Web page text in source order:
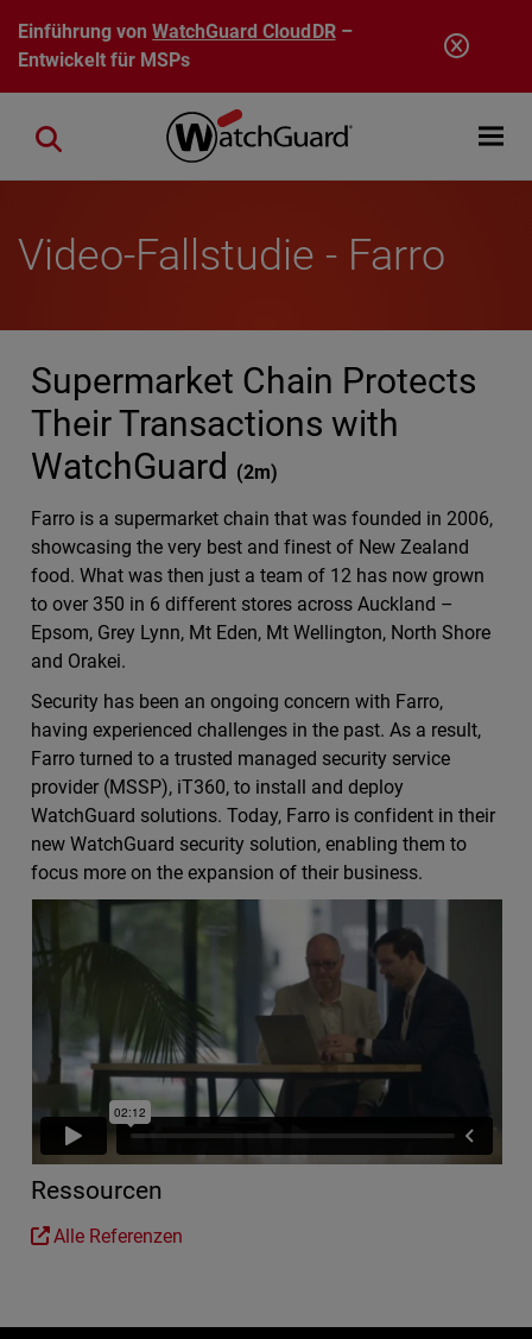
Direkt zum Inhalt
Einführung vonWatchGuard CloudDR–
Entwickelt für MSPs
Open
Close search
Video-Fallstudie - Farro
Supermarket Chain Protects
Their Transactions with
WatchGuard
(2m)
Farro is a supermarket chain that was founded in 2006,
showcasing the very best and finest of New Zealand
food. What was then just a team of 12 has now grown
to over 350 in 6 different stores across Auckland –
Epsom, Grey Lynn, Mt Eden, Mt Wellington, North Shore
and Orakei.
Security has been an ongoing concern with Farro,
having experienced challenges in the past. As a result,
Farro turned to a trusted managed security service
provider (MSSP), iT360, to install and deploy
WatchGuard solutions. Today, Farro is confident in their
new WatchGuard security solution, enabling them to
focus more on the expansion of their business.
Ressourcen
Alle Referenzen